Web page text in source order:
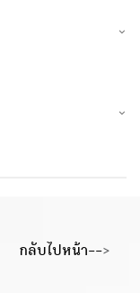
กลับไปหน้า-->